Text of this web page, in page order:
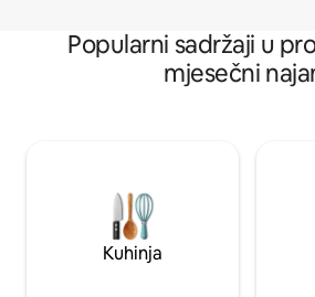
Popularni sadržaji u
mjesečni
Kuhinja